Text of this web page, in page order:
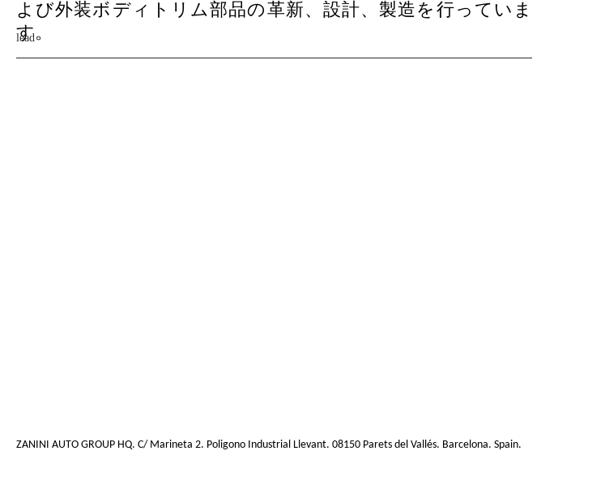
よび外装ボディトリム部品の革新、設計、製造を行っていま
す。
ZANINI AUTO GROUP HQ. C/ Marineta 2. Poligono Industrial Llevant. 08150 Parets del Vallés. Barcelona. Spain.